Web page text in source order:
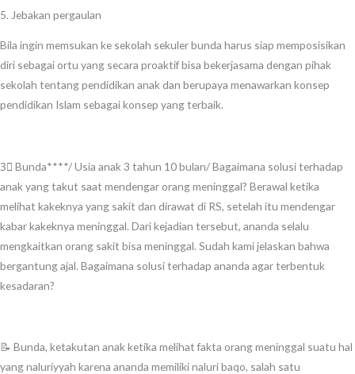
5. Jebakan pergaulan
Bila ingin memsukan ke sekolah sekuler bunda harus siap memposisikan
diri sebagai ortu yang secara proaktif bisa bekerjasama dengan pihak
sekolah tentang pendidikan anak dan berupaya menawarkan konsep
pendidikan Islam sebagai konsep yang terbaik.
3⃣ Bunda****/ Usia anak 3 tahun 10 bulan/ Bagaimana solusi terhadap
anak yang takut saat mendengar orang meninggal? Berawal ketika
melihat kakeknya yang sakit dan dirawat di RS, setelah itu mendengar
kabar kakeknya meninggal. Dari kejadian tersebut, ananda selalu
mengkaitkan orang sakit bisa meninggal. Sudah kami jelaskan bahwa
bergantung ajal. Bagaimana solusi terhadap ananda agar terbentuk
kesadaran?
📝 Bunda, ketakutan anak ketika melihat fakta orang meninggal suatu hal
yang naluriyyah karena ananda memiliki naluri baqo, salah satu